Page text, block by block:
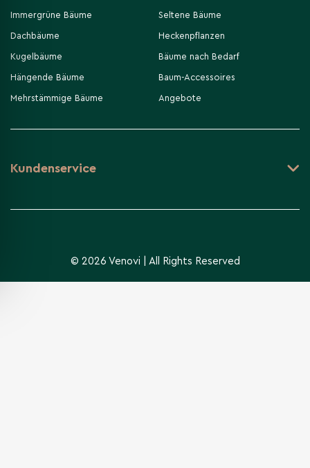
Immergrüne Bäume
Dachbäume
Kugelbäume
Hängende Bäume
Mehrstämmige Bäume
Seltene Bäume
Heckenpflanzen
Bäume nach Bedarf
Baum-Accessoires
Angebote
Kundenservice
© 2026 Venovi | All Rights Reserved